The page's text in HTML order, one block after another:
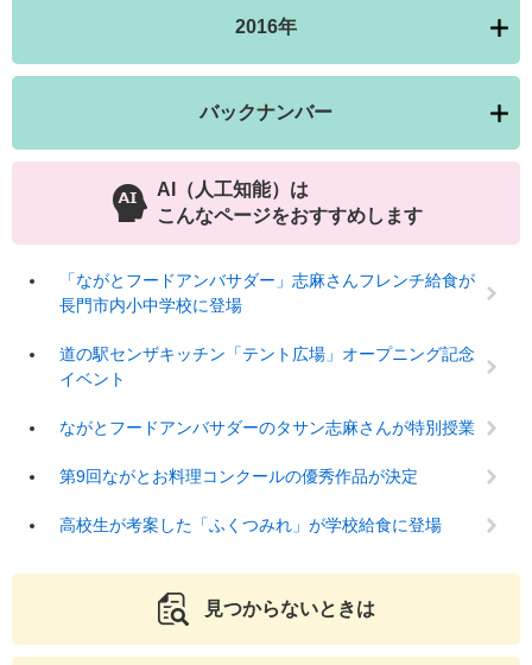
2016年
バックナンバー
AI（人工知能）は
こんなページをおすすめします
「ながとフードアンバサダー」志麻さんフレンチ給食が
長門市内小中学校に登場
道の駅センザキッチン「テント広場」オープニング記念
イベント
ながとフードアンバサダーのタサン志麻さんが特別授業
第9回ながとお料理コンクールの優秀作品が決定
高校生が考案した「ふくつみれ」が学校給食に登場
見つからないときは